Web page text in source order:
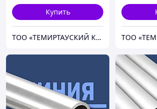
Купить
ТОО «ТЕМИРТАУСКИЙ КАЗМЕХАНОМОНТАЖ №2»